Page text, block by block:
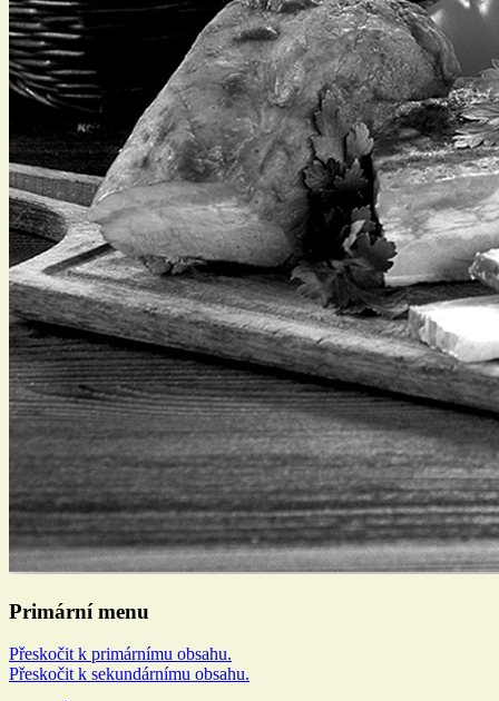
Primární menu
Přeskočit k primárnímu obsahu.
Přeskočit k sekundárnímu obsahu.